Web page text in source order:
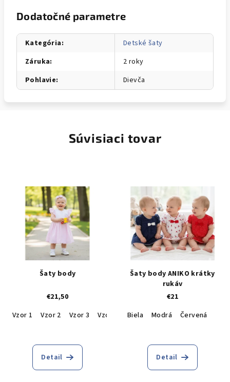
Dodatočné parametre
Kategória:
Detské šaty
Záruka:
2 roky
Pohlavie: Dievča
Súvisiaci tovar
Šaty body
€21,50
Vzor 1
Vzor 2 Vzor 3 Vzor 4 Vzor 5 Vzor 6
Detail
Šaty body ANIKO krátky
rukáv
€21
Biela
Modrá Červená
Detail